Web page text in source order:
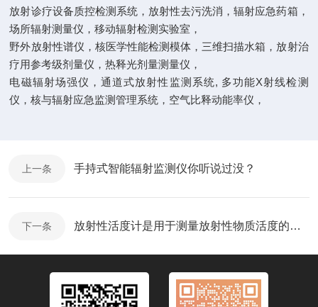
放射诊疗设备质控检测系统，放射性去污洗消，辐射应急药箱，
场所辐射测量仪，移动辐射检测实验室，
野外放射性谱仪，核医学性能检测模体，三维扫描水箱，放射治
疗用参考级剂量仪，热释光剂量测量仪，
电磁辐射场强仪，通道式放射性监测系统, 多功能X射线检测
仪，核与辐射应急监测管理系统，空气比释动能率仪，
上一条 手持式智能辐射监测仪你听说过没？
下一条 放射性活度计是用于测量放射性物质活度的仪器